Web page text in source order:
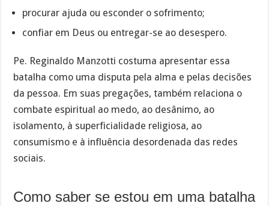
procurar ajuda ou esconder o sofrimento;
confiar em Deus ou entregar-se ao desespero.
Pe. Reginaldo Manzotti costuma apresentar essa
batalha como uma disputa pela alma e pelas decisões
da pessoa. Em suas pregações, também relaciona o
combate espiritual ao medo, ao desânimo, ao
isolamento, à superficialidade religiosa, ao
consumismo e à influência desordenada das redes
sociais.
Como saber se estou em uma batalha